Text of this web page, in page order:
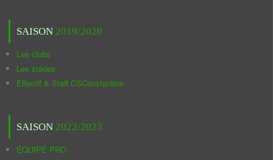
SAISON 2019/2020
Les clubs
Les stades
Effectif & Staff CSConstantine
SAISON 2022/2023
ÉQUIPE PRO